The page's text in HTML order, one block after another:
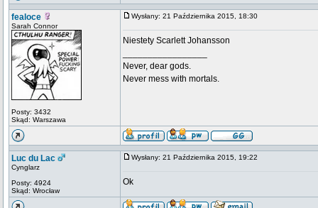
fealoce
Sarah Connor
Posty: 3432
Skąd: Warszawa
Wysłany: 21 Października 2015, 18:30
Niestety Scarlett Johansson
Never, dear gods.
Never mess with mortals.
Luc du Lac
Cynglarz
Posty: 4924
Skąd: Wrocław
Wysłany: 21 Października 2015, 19:22
Ok